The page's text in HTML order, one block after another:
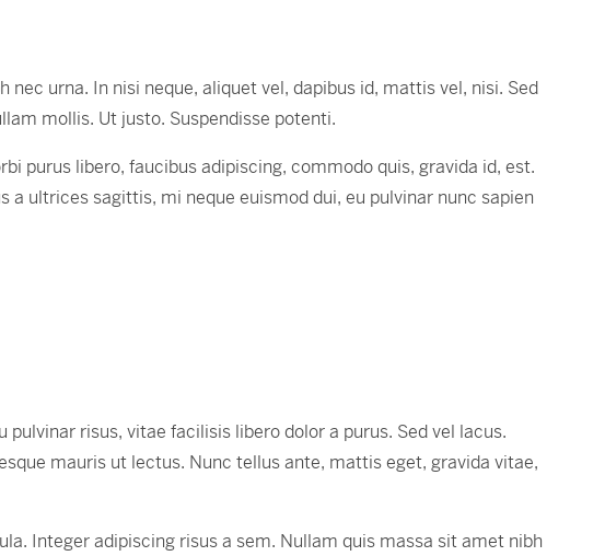
urna. In nisi neque, aliquet vel, dapibus id, mattis vel, nisi. Sed
mollis. Ut justo. Suspendisse potenti.
purus libero, faucibus adipiscing, commodo quis, gravida id, est.
ultrices sagittis, mi neque euismod dui, eu pulvinar nunc sapien
risus, vitae facilisis libero dolor a purus. Sed vel lacus.
mauris ut lectus. Nunc tellus ante, mattis eget, gravida vitae,
Integer adipiscing risus a sem. Nullam quis massa sit amet nibh